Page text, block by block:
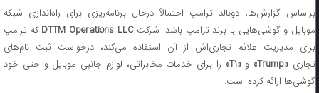
براساس گزارش‌ها، دونالد ترامپ احتمالاً درحال برنامه‌ریزی برای راه‌اندازی شبکه
موبایل و گوشی‌هایی با برند ترامپ باشد. شرکت DTTM Operations LLCکه ترامپ
برای مدیریت علائم تجاری‌اش از آن استفاده می‌کند، درخواست ثبت نام‌های
تجاری «Trump» و «T1»
را برای خدمات مخابراتی، لوازم جانبی موبایل و حتی خود
گوشی‌ها ارائه کرده است.